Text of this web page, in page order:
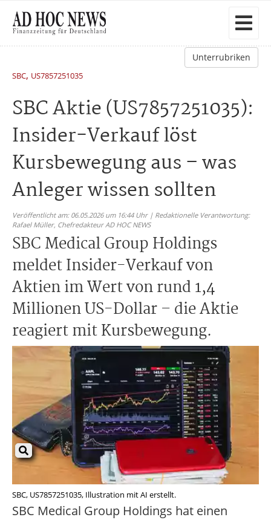
Unterrubriken
SBC, US7857251035
SBC Aktie (US7857251035):
Insider-Verkauf löst
Kursbewegung aus – was
Anleger wissen sollten
Veröffentlicht am: 06.05.2026 um 16:44 Uhr | Redaktionelle Verantwortung:
Rafael Müller, Chefredakteur AD HOC NEWS
SBC Medical Group Holdings
meldet Insider-Verkauf von
Aktien im Wert von rund 1,4
Millionen US-Dollar – die Aktie
reagiert mit Kursbewegung.
SBC, US7857251035, Illustration mit AI erstellt.
SBC Medical Group Holdings hat einen